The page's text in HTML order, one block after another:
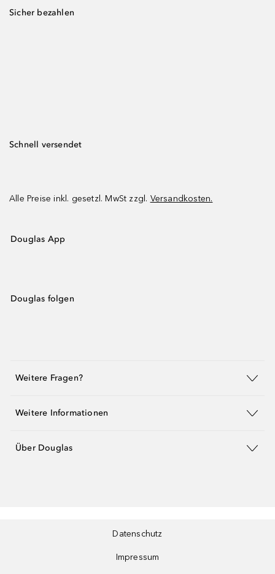
Sicher bezahlen
Schnell versendet
Alle Preise inkl. gesetzl. MwSt zzgl. Versandkosten.
Douglas App
Douglas folgen
Weitere Fragen?
Weitere Informationen
Über Douglas
Datenschutz
Impressum